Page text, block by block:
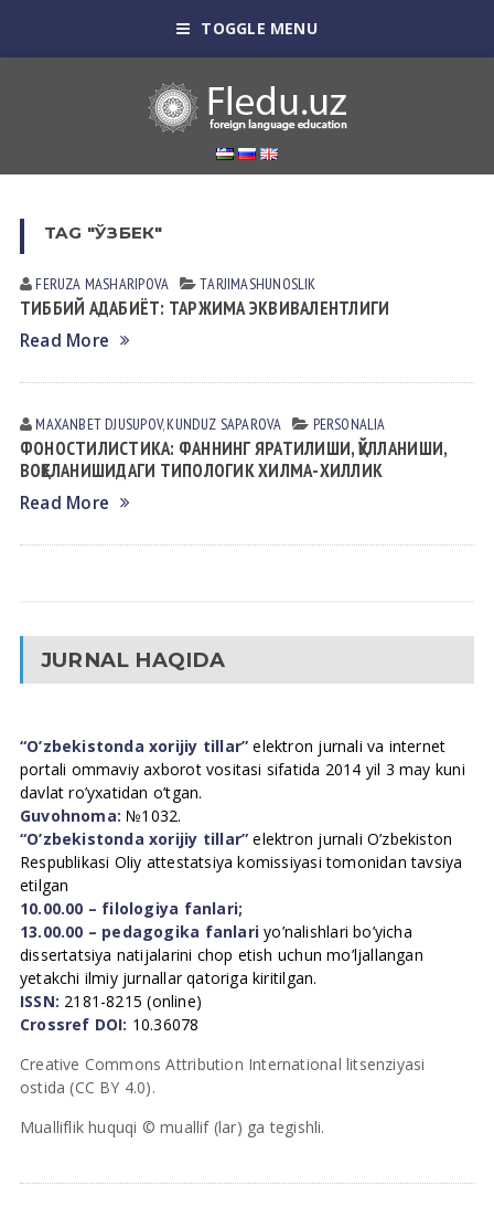
TOGGLE MENU
TAG "ЎЗБЕК"
FERUZA MАSHАRIPOVА TАRJIMАSHUNOSLIK
ТИББИЙ АДАБИЁТ: ТАРЖИМА ЭКВИВАЛЕНТЛИГИ
Read More
MAXANBET DJUSUPOV,KUNDUZ SАPАROVА PERSONALIA
ФОНОСТИЛИСТИКА: ФАННИНГ ЯРАТИЛИШИ, ҚЎЛЛАНИШИ,
ВОҚЕЛАНИШИДАГИ ТИПОЛОГИК ХИЛМА-ХИЛЛИК
Read More
JURNAL HAQIDA
“O’zbekistonda xorijiy tillar” elektron jurnali va internet
portali ommaviy axborot vositasi sifatida 2014 yil 3 may kuni
davlat ro’yxatidan o’tgan.
Guvohnoma: №1032.
“O’zbekistonda xorijiy tillar” elektron jurnali O’zbekiston
Respublikasi Oliy attestatsiya komissiyasi tomonidan tavsiya
etilgan
10.00.00 – filologiya fanlari;
13.00.00 – pedagogika fanlari yo’nalishlari bo’yicha
dissertatsiya natijalarini chop etish uchun mo’ljallangan
yetakchi ilmiy jurnallar qatoriga kiritilgan.
ISSN: 2181-8215 (online)
Crossref DOI: 10.36078
Creative Commons Attribution International litsenziyasi
ostida (CC BY 4.0).
Mualliflik huquqi © muallif (lar) ga tegishli.